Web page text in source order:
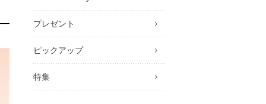
プレゼント
ピックアップ
特集